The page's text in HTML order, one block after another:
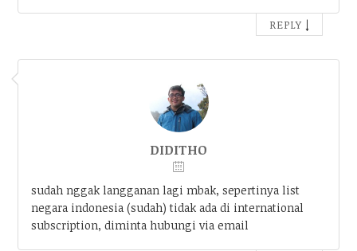
REPLY ↓
DIDITHO
sudah nggak langganan lagi mbak, sepertinya list
negara indonesia (sudah) tidak ada di international
subscription, diminta hubungi via email